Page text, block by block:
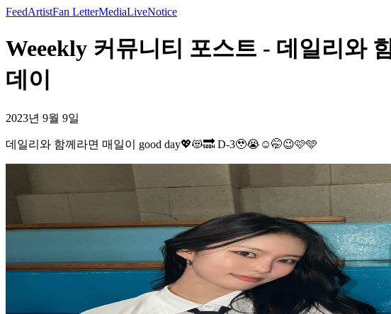
FeedArtistFan LetterMediaLiveNotice
Weeekly 커뮤니티 포스트 - 데일리와
데이
2023년 9월 9일
데일리와 함께라면 매일이 good day💖😻🔜 D-3🥹😭☺️🤭😉🩷🩵